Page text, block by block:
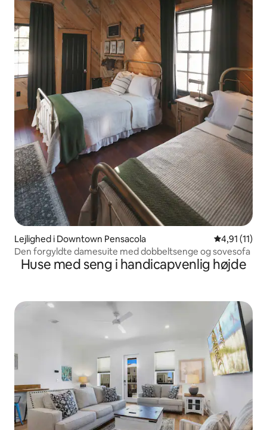
Lejlighed i Downtown Pensacola 4,91 ud af 5
4,91 (11)
Den forgyldte damesuite med dobbeltsenge og sovesofa
Huse med seng i handicapvenlig højde